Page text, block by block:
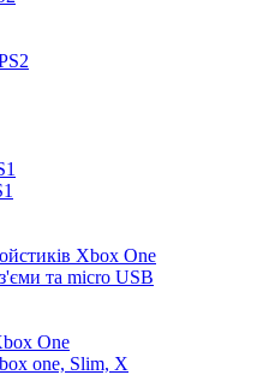
Xbox One
та micro USB
One
one, Slim, X